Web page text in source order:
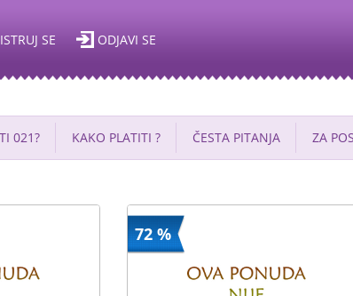
SE ODJAVI SE
021? KAKO PLATITI ? ČESTA PITANJA ZA
72 %